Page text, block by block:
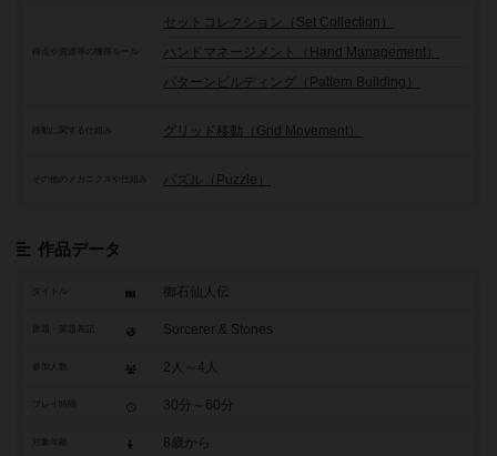
セットコレクション（Set Collection）
ハンドマネージメント（Hand Management）
パターンビルディング（Pattern Building）
移動に関する仕組み グリッド移動（Grid Movement）
その他のメカニクスや仕組み パズル（Puzzle）
作品データ
タイトル 御石仙人伝
Sorcerer & Stones
参加人数 2人～4人
30分～60分
8歳から